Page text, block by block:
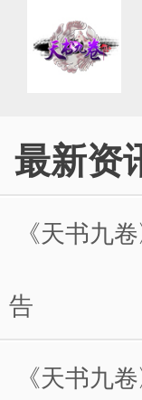
最新资
《天书九
告
《天书九